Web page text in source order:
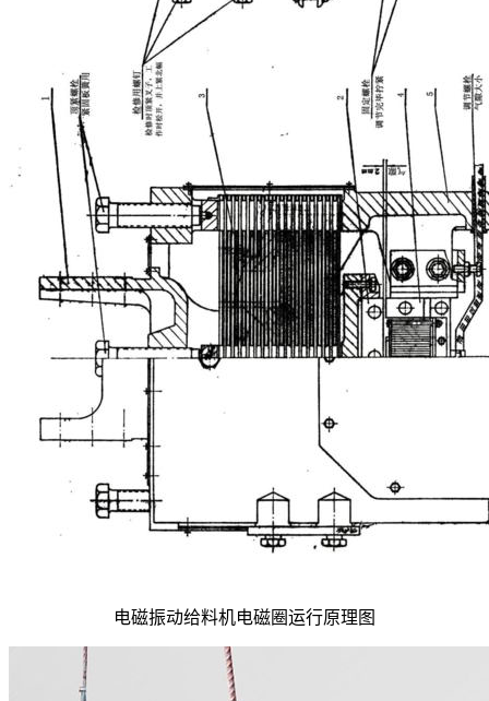
电磁振动给料机电磁圈运行原理图